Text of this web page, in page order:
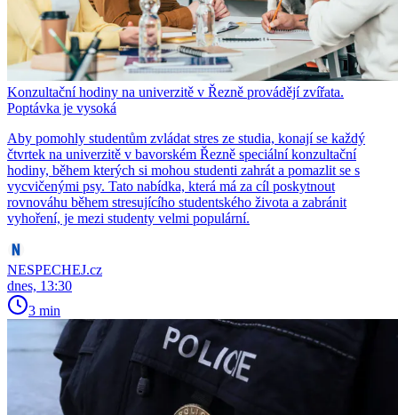
Konzultační hodiny na univerzitě v Řezně provádějí zvířata.
Poptávka je vysoká
Aby pomohly studentům zvládat stres ze studia, konají se každý
čtvrtek na univerzitě v bavorském Řezně speciální konzultační
hodiny, během kterých si mohou studenti zahrát a pomazlit se s
vycvičenými psy. Tato nabídka, která má za cíl poskytnout
rovnováhu během stresujícího studentského života a zabránit
vyhoření, je mezi studenty velmi populární.
NESPECHEJ.cz
dnes, 13:30
3 min